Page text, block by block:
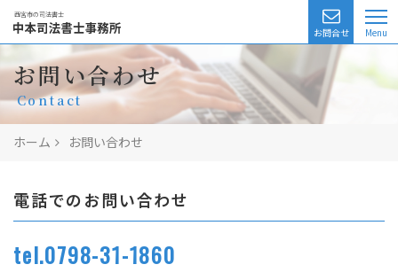
西宮市の司法書士
業務一覧
相続相談
無料相談
費用
お問合せ
お問い合わせ
Contact
ホーム お問い合わせ
電話でのお問い合わせ
tel.0798-31-1860